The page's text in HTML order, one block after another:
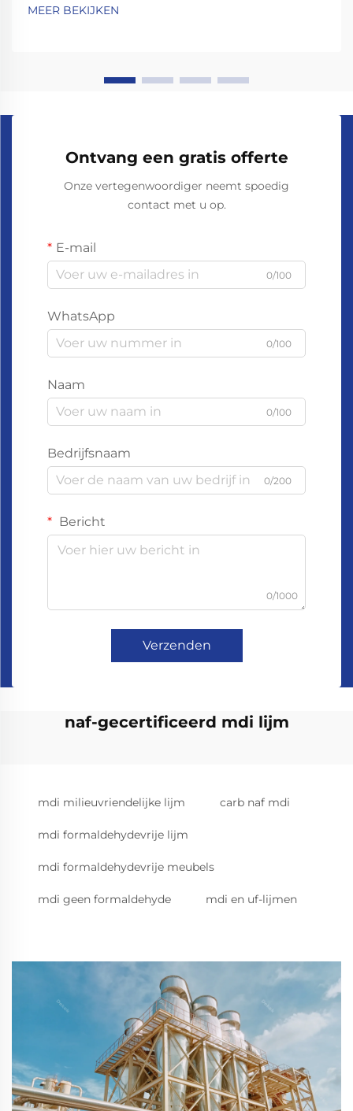
MEER BEKIJKEN
Ontvang een gratis offerte
Onze vertegenwoordiger neemt spoedig
contact met u op.
E-mail
0/100
WhatsApp
0/100
Naam
0/100
Bedrijfsnaam
0/200
Bericht
0/1000
Verzenden
naf-gecertificeerd mdi lijm
mdi milieuvriendelijke lijm carb naf mdi
mdi formaldehydevrije lijm
mdi formaldehydevrije meubels
mdi geen formaldehyde mdi en uf-lijmen